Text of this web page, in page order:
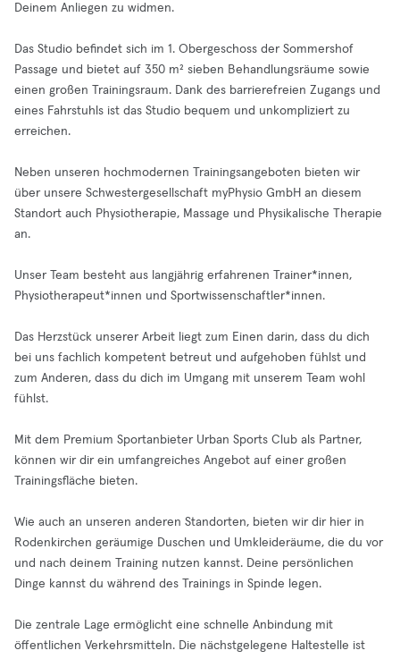
Deinem Anliegen zu widmen.
Das Studio befindet sich im 1. Obergeschoss der Sommershof
Passage und bietet auf 350 m² sieben Behandlungsräume sowie
einen großen Trainingsraum. Dank des barrierefreien Zugangs und
eines Fahrstuhls ist das Studio bequem und unkompliziert zu
erreichen.
Neben unseren hochmodernen Trainingsangeboten bieten wir
über unsere Schwestergesellschaft myPhysio GmbH an diesem
Standort auch Physiotherapie, Massage und Physikalische Therapie
an.
Unser Team besteht aus langjährig erfahrenen Trainer*innen,
Physiotherapeut*innen und Sportwissenschaftler*innen.
Das Herzstück unserer Arbeit liegt zum Einen darin, dass du dich
bei uns fachlich kompetent betreut und aufgehoben fühlst und
zum Anderen, dass du dich im Umgang mit unserem Team wohl
fühlst.
Mit dem Premium Sportanbieter Urban Sports Club als Partner,
können wir dir ein umfangreiches Angebot auf einer großen
Trainingsfläche bieten.
Wie auch an unseren anderen Standorten, bieten wir dir hier in
Rodenkirchen geräumige Duschen und Umkleideräume, die du vor
und nach deinem Training nutzen kannst. Deine persönlichen
Dinge kannst du während des Trainings in Spinde legen.
Die zentrale Lage ermöglicht eine schnelle Anbindung mit
öffentlichen Verkehrsmitteln. Die nächstgelegene Haltestelle ist